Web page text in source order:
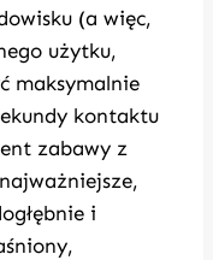
(a więc,
użytku,
maksymalnie
kontaktu
zabawy z
i